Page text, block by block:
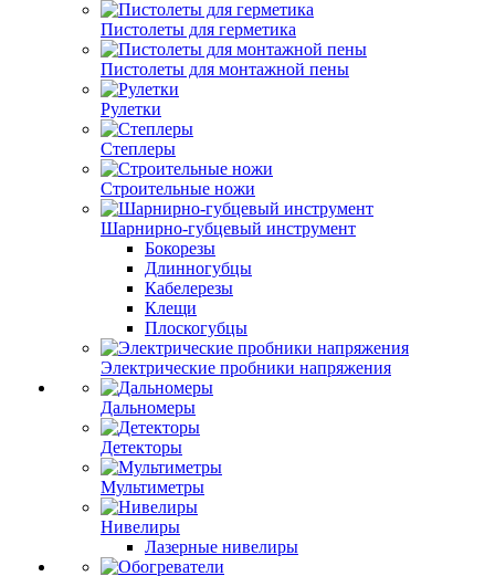
Пистолеты для герметика
Пистолеты для монтажной пены
Рулетки
Степлеры
Строительные ножи
Шарнирно-губцевый инструмент
Бокорезы
Длинногубцы
Кабелерезы
Клещи
Плоскогубцы
Электрические пробники напряжения
Дальномеры
Детекторы
Мультиметры
Нивелиры
Лазерные нивелиры